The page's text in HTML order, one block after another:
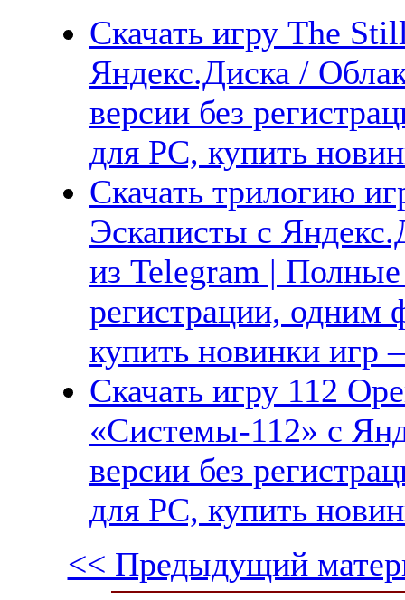
Скачать игру The
Яндекс.Диска /
версии без
для PC, купить
Скачать трилогию
Эскаписты с
из Telegram | Полные
регистрации, одним
купить новинки
Скачать игру 112
«Системы-112» с
версии без
для PC, купить
<< Предыдущий